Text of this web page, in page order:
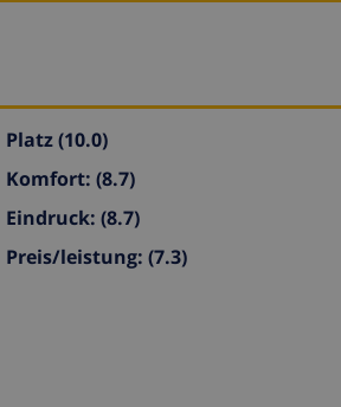
Platz(10.0)
Komfort: (8.7)
Eindruck: (8.7)
Preis/leistung: (7.3)